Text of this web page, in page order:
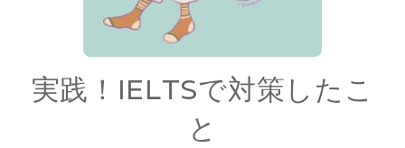
実践！IELTSで対策したこ
と